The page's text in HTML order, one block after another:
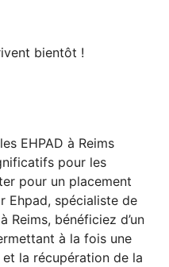
bientôt !
EHPAD à Reims
pour les
pour un placement
Ehpad, spécialiste de
Reims, bénéficiez d’un
à la fois une
la récupération de la